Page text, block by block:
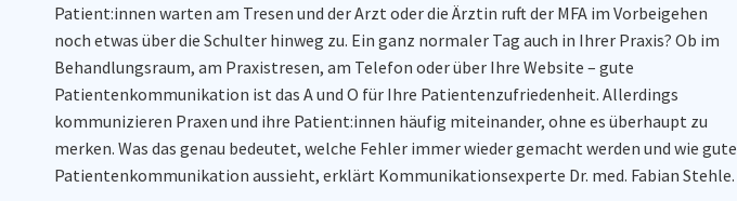
Patient:innen warten am Tresen und der Arzt oder die Ärztin ruft der MFA im Vorbeigehen
noch etwas über die Schulter hinweg zu. Ein ganz normaler Tag auch in Ihrer Praxis? Ob im
Behandlungsraum, am Praxistresen, am Telefon oder über Ihre Website – gute
Patientenkommunikation ist das A und O für Ihre Patientenzufriedenheit. Allerdings
kommunizieren Praxen und ihre Patient:innen häufig miteinander, ohne es überhaupt zu
merken. Was das genau bedeutet, welche Fehler immer wieder gemacht werden und wie gute
Patientenkommunikation aussieht, erklärt Kommunikationsexperte Dr. med. Fabian Stehle.